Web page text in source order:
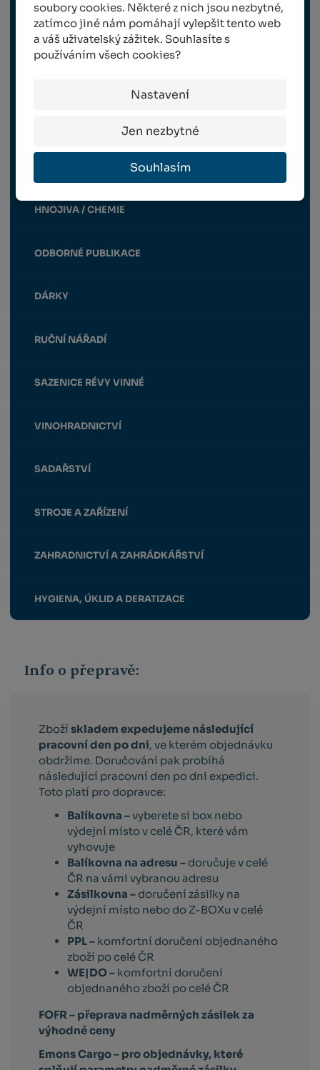
soubory cookies. Některé z nich jsou nezbytné,
zatímco jiné nám pomáhají vylepšit tento web
a váš uživatelský zážitek. Souhlasíte s
používáním všech cookies?
Nastavení
Jen nezbytné
Souhlasím
CHOVATELSTVÍ
DRÁTY A PŘÍSLUŠENSTVÍ
HNOJIVA / CHEMIE
ODBORNÉ PUBLIKACE
DÁRKY
RUČNÍ NÁŘADÍ
SAZENICE RÉVY VINNÉ
VINOHRADNICTVÍ
SADAŘSTVÍ
STROJE A ZAŘÍZENÍ
ZAHRADNICTVÍ A ZAHRÁDKÁŘSTVÍ
HYGIENA, ÚKLID A DERATIZACE
Info o přepravě:
Zbožískladem expedujeme následující
pracovní den po dni, ve kterém objednávku
obdržíme. Doručování pak probíhá
následující pracovní den po dni expedici.
Toto platí pro dopravce:
Balíkovna –vyberete si box nebo
výdejní místo v celé ČR, které vám
vyhovuje
Balíkovna na adresu – doručuje v celé
ČR na vámi vybranou adresu
Zásilkovna – doručení zásilky na
výdejní místo nebo do Z-BOXu v celé
ČR
PPL – komfortní doručení objednaného
zboží po celé ČR
WE|DO – komfortní doručení
objednaného zboží po celé ČR
FOFR – přeprava nadměrných zásilek za
výhodné ceny
Emons Cargo – pro objednávky, které